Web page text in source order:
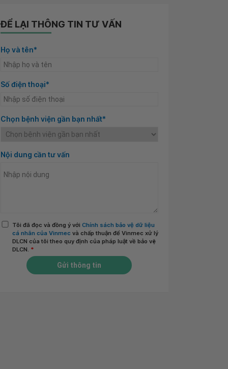
ĐỂ LẠI THÔNG TIN TƯ VẤN
Họ và tên*
Số điện thoại*
Chọn bệnh viện gần bạn nhất*
Nội dung cần tư vấn
Tôi đã đọc và đồng ý với Chính sách bảo vệ dữ liệu
cá nhân của Vinmec và chấp thuận để Vinmec xử lý
DLCN của tôi theo quy định của pháp luật về bảo vệ
DLCN. *
Gửi thông tin